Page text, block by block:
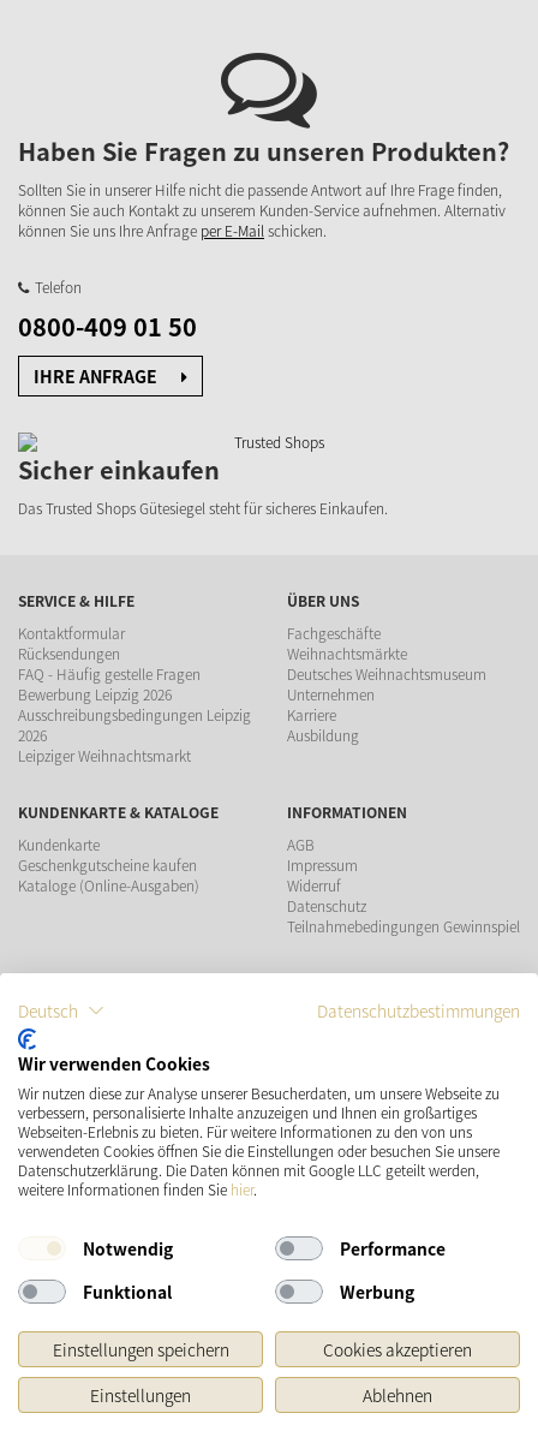
Haben Sie Fragen zu unseren Produkten?
Sollten Sie in unserer Hilfe nicht die passende Antwort auf Ihre Frage finden,
können Sie auch Kontakt zu unserem Kunden-Service aufnehmen. Alternativ
können Sie uns Ihre Anfrage per E-Mailschicken.
Telefon
0800-409 01 50
IHRE ANFRAGE
Sicher einkaufen
Das Trusted Shops Gütesiegel steht für sicheres Einkaufen.
SERVICE & HILFE
Kontaktformular
Rücksendungen
FAQ - Häufig gestelle Fragen
Bewerbung Leipzig 2026
Ausschreibungsbedingungen Leipzig
2026
Leipziger Weihnachtsmarkt
ÜBER UNS
Fachgeschäfte
Weihnachtsmärkte
Deutsches Weihnachtsmuseum
Unternehmen
Karriere
Ausbildung
KUNDENKARTE & KATALOGE
Kundenkarte
Geschenkgutscheine kaufen
Kataloge (Online-Ausgaben)
INFORMATIONEN
AGB
Impressum
Widerruf
Datenschutz
Teilnahmebedingungen Gewinnspiel
VERSAND SOCIAL MEDIA
* Preisangaben inkl. gesetzl. MwSt. und zzgl.Versandkosten
Ursprünglicher Preis des Händlers, Unverbindliche Preisempfehlung des Herstellers
Copyright © 2026 Käthe Wohlfahrt KG
Deutsch Datenschutzbestimmungen
Wir verwenden Cookies
Wir nutzen diese zur Analyse unserer Besucherdaten, um unsere Webseite zu
verbessern, personalisierte Inhalte anzuzeigen und Ihnen ein großartiges
Webseiten-Erlebnis zu bieten. Für weitere Informationen zu den von uns
verwendeten Cookies öffnen Sie die Einstellungen oder besuchen Sie unsere
Datenschutzerklärung. Die Daten können mit Google LLC geteilt werden,
weitere Informationen finden Sie hier.
Notwendig
Performance
Funktional
Werbung
Einstellungen speichern
Cookies akzeptieren
Einstellungen
Ablehnen